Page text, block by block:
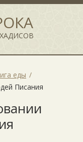
еды
Писания